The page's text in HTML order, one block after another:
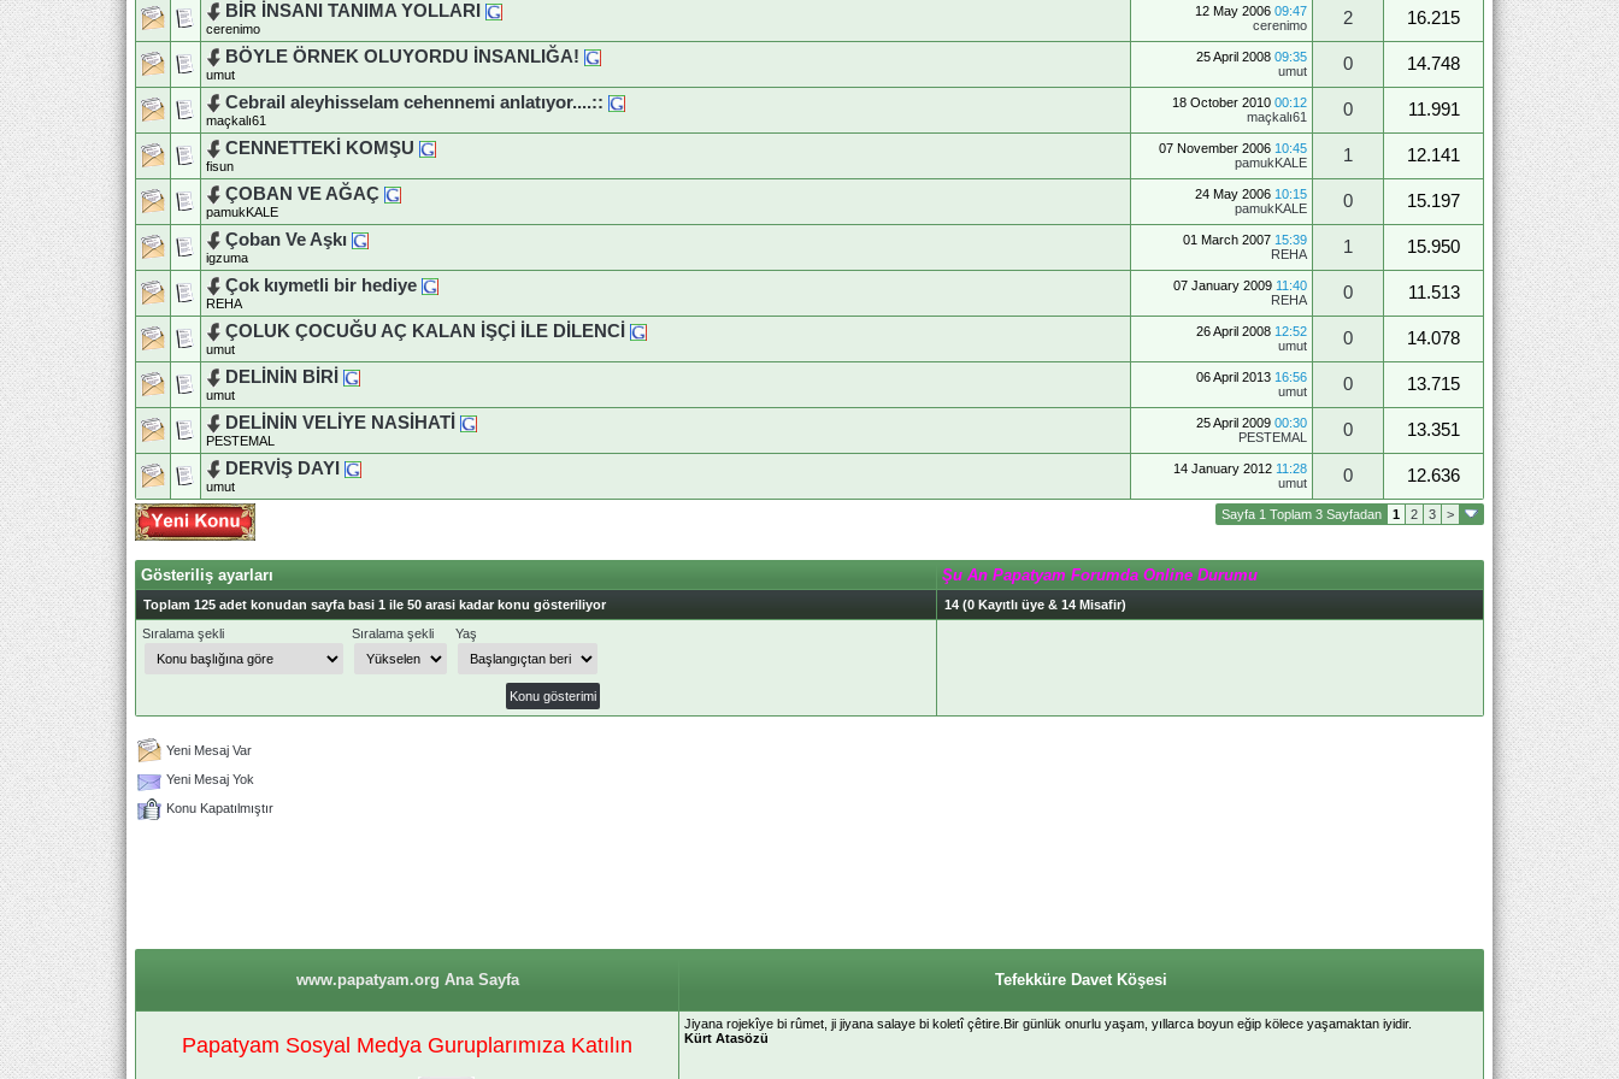
BİR İNSANI TANIMA YOLLARI
cerenimo
12 May 2006 09:47
cerenimo
2
16.215
BÖYLE ÖRNEK OLUYORDU İNSANLIĞA!
umut
25 April 2008 09:35
umut
0
14.748
Cebrail aleyhisselam cehennemi anlatıyor....::
maçkalı61
18 October 2010 00:12
maçkalı61
0
11.991
CENNETTEKİ KOMŞU
fisun
07 November 2006 10:45
pamukKALE
1
12.141
ÇOBAN VE AĞAÇ
pamukKALE
24 May 2006 10:15
pamukKALE
0
15.197
Çoban Ve Aşkı
igzuma
01 March 2007 15:39
REHA
1
15.950
Çok kıymetli bir hediye
REHA
07 January 2009 11:40
REHA
0
11.513
ÇOLUK ÇOCUĞU AÇ KALAN İŞÇİ İLE DİLENCİ
umut
26 April 2008 12:52
umut
0
14.078
DELİNİN BİRİ
umut
06 April 2013 16:56
umut
0
13.715
DELİNİN VELİYE NASİHATİ
PESTEMAL
25 April 2009 00:30
PESTEMAL
0
13.351
DERVİŞ DAYI
umut
14 January 2012 11:28
umut
0 12.636
Sayfa 1 Toplam 3 Sayfadan 1 2 3 >
Gösteriliş ayarları Şu An Papatyam Forumda Online Durumu
Toplam 125 adet konudan sayfa basi 1 ile 50 arasi kadar konu gösteriliyor
14 (0 Kayıtlı üye & 14 Misafir)
Sıralama şekli
Sıralama şekli Yaş
Yeni Mesaj Var
Yeni Mesaj Yok
Konu Kapatılmıştır
www.papatyam.org Ana Sayfa Tefekküre Davet Köşesi
Papatyam Sosyal Medya Guruplarımıza Katılın
‎Jiyana rojekîye bi rûmet, ji jiyana salaye bi koletî çêtire.Bir günlük onurlu yaşam, yıllarca boyun eğip kölece yaşamaktan iyidir.
Kürt Atasözü